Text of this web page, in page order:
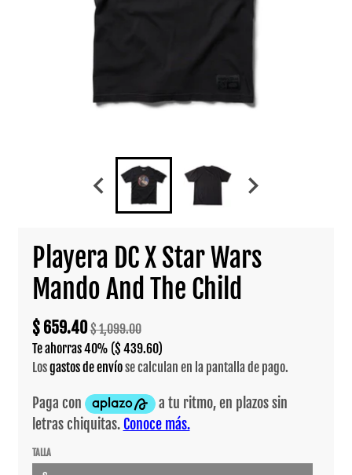
Playera DC X Star Wars
Mando And The Child
$ 659.40$ 1,099.00
Te ahorras40% ($ 439.60)
Losgastos de envíose calculan en la pantalla de pago.
TALLA